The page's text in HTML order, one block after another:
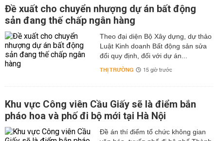
Đề xuất cho chuyển nhượng dự án bất động
sản đang thế chấp ngân hàng
Theo đại diện Bộ Xây dựng, dự thảo
Luật Kinh doanh Bất động sản sửa
đổi quy định, đối với dự án...
THỊ TRƯỜNG 15 giờ trước
Khu vực Công viên Cầu Giấy sẽ là điểm bắn
pháo hoa và phố đi bộ mới tại Hà Nội
Đề án thí điểm tổ chức không gian